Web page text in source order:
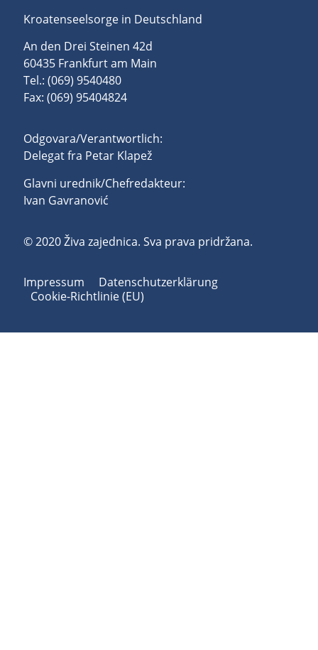
Kroatenseelsorge in Deutschland
An den Drei Steinen 42d
60435 Frankfurt am Main
Tel.: (069) 9540480
Fax: (069) 95404824
Odgovara/Verantwortlich:
Delegat fra Petar Klapež
Glavni urednik/Chefredakteur:
Ivan Gavranović
© 2020 Živa zajednica. Sva prava pridržana.
Impressum
Datenschutzerklärung
Cookie-Richtlinie (EU)